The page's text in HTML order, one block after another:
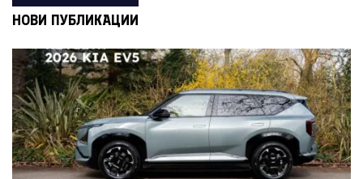
НОВИ ПУБЛИКАЦИИ